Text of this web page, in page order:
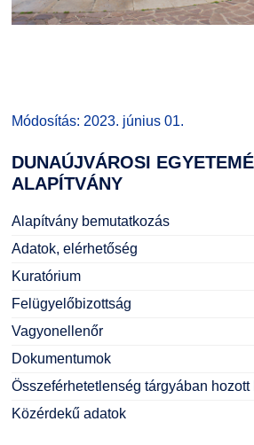
Módosítás: 2023. június 01.
DUNAÚJVÁROSI
ALAPÍTVÁNY
Alapítvány bemutatkozás
Adatok, elérhetőség
Kuratórium
Felügyelőbizottság
Vagyonellenőr
Dokumentumok
Összeférhetetlenség tárgyában hozott
Közérdekű adatok